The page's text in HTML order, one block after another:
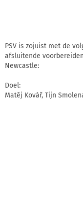
PSV is zojuist met de
afsluitende
Newcastle:
Doel:
Matěj Kovář, Tijn